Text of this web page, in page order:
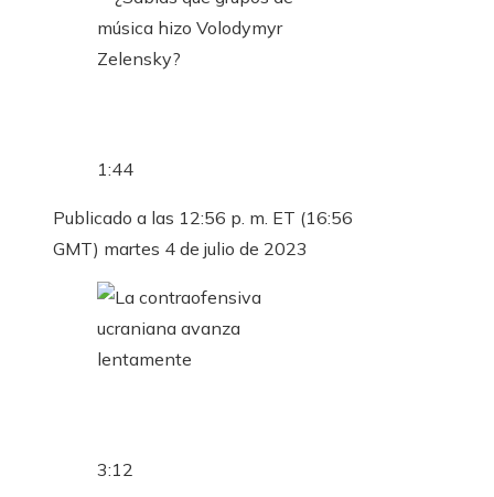
1:44
Publicado a las 12:56 p. m. ET (16:56
GMT) martes 4 de julio de 2023
3:12